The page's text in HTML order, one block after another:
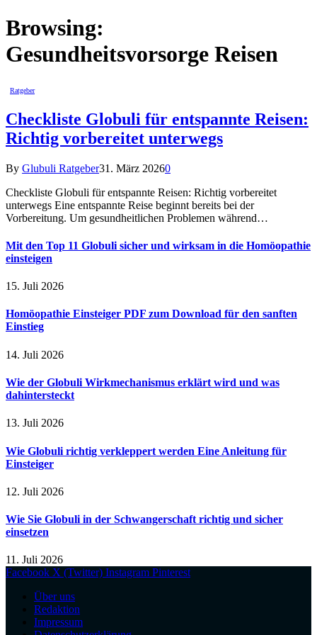
Browsing:
Gesundheitsvorsorge Reisen
Ratgeber
Checkliste Globuli für entspannte Reisen:
Richtig vorbereitet unterwegs
By Glubuli Ratgeber31. März 20260
Checkliste Globuli für entspannte Reisen: Richtig vorbereitet
unterwegs Eine entspannte Reise beginnt bereits bei der
Vorbereitung. Um gesundheitlichen Problemen während…
Mit den Top 11 Globuli sicher und wirksam in die Homöopathie
einsteigen
15. Juli 2026
Homöopathie Einsteiger PDF zum Download für den sanften
Einstieg
14. Juli 2026
Wie der Globuli Wirkmechanismus erklärt wird und was
dahintersteckt
13. Juli 2026
Wie Globuli richtig verkleppert werden Eine Anleitung für
Einsteiger
12. Juli 2026
Wie Sie Globuli in der Schwangerschaft richtig und sicher
einsetzen
11. Juli 2026
Facebook X (Twitter) Instagram Pinterest
Über uns
Redaktion
Impressum